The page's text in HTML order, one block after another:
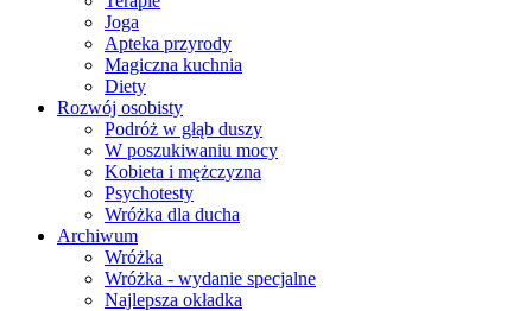
Joga
Apteka przyrody
Magiczna kuchnia
Diety
Rozwój osobisty
Podróż w głąb duszy
W poszukiwaniu mocy
Kobieta i mężczyzna
Psychotesty
Wróżka dla ducha
Archiwum
Wróżka
Wróżka - wydanie specjalne
Najlepsza okładka